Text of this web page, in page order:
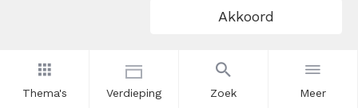
Thema's Verdieping Zoek Meer
Akkoord
ONTWIKKELING ONTSTANE
Filters